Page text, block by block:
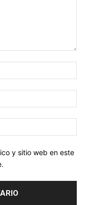
y sitio web en este